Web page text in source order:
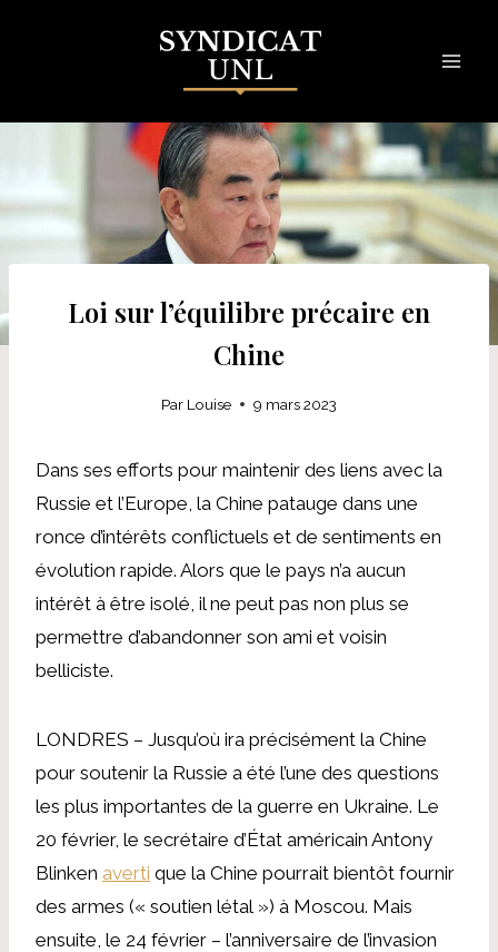
Loi sur l’équilibre précaire en
Chine
Par Louise 9 mars 2023
Dans ses efforts pour maintenir des liens avec la
Russie et l’Europe, la Chine patauge dans une
ronce d’intérêts conflictuels et de sentiments en
évolution rapide. Alors que le pays n’a aucun
intérêt à être isolé, il ne peut pas non plus se
permettre d’abandonner son ami et voisin
belliciste.
LONDRES – Jusqu’où ira précisément la Chine
pour soutenir la Russie a été l’une des questions
les plus importantes de la guerre en Ukraine. Le
20 février, le secrétaire d’État américain Antony
Blinken averti que la Chine pourrait bientôt fournir
des armes (« soutien létal ») à Moscou. Mais
ensuite, le 24 février – l’anniversaire de l’invasion